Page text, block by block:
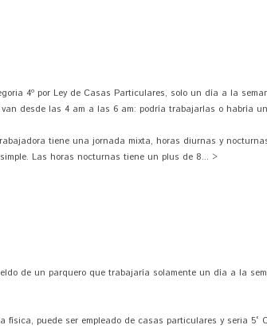
4º por Ley de Casas Particulares, solo un día a la
desde las 4 am a las 6 am: podría trabajarlas o habría
tiene una jornada mixta, horas diurnas y
Las horas nocturnas tiene un plus de 8... >
de un parquero que trabajaría solamente un día a la
puede ser empleado de casas particulares y seria 5°